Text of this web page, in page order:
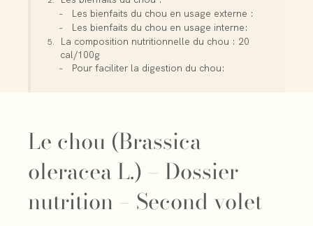
Les bienfaits du chou en usage externe :
Les bienfaits du chou en usage interne:
La composition nutritionnelle du chou : 20
cal/100g
Pour faciliter la digestion du chou:
Le chou (Brassica
oleracea L.) – Dossier
nutrition – Second volet